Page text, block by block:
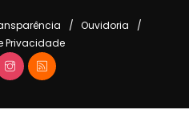
Ouvidoria
Privacidade